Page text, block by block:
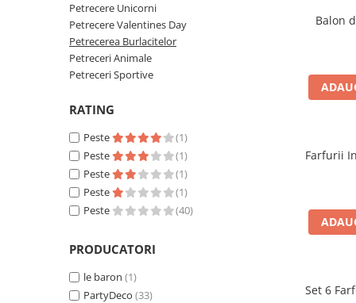
Seturi complete Petreceri
Toppere Tort
Seturi de artificii
Stroboscoape
Torte de stadion
Kendama Special
Kendama Super Sticky
Kendama Super Sticky Big Cup V2
Petreceri Animale
Petreceri Sportive
Petrecere Unicorni
Petrecere Valentines Day
Petrecerea Burlacitelor
Petreceri Animale
Petreceri Sportive
RATING
Peste
(1)
Peste
(1)
Peste
(1)
Peste
(1)
Peste
(40)
PRODUCATORI
le baron (1)
PartyDeco (33)
Balon
Farfurii
Set 6